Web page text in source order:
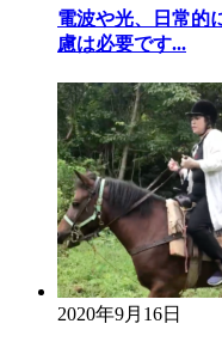
電波や光、日常的
慮は必要です...
2020年9月16日